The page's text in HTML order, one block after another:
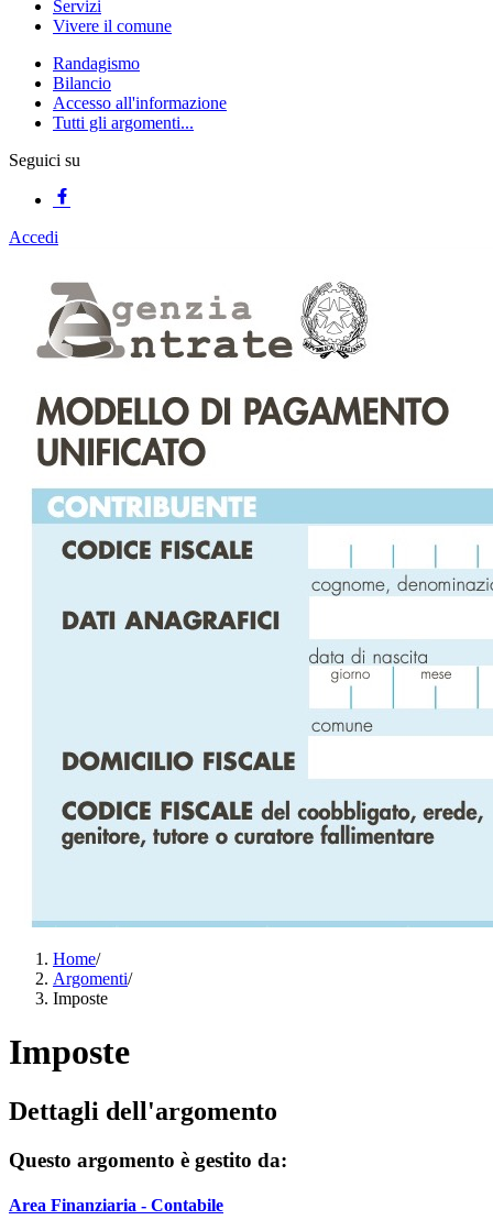
Servizi
Vivere il comune
Randagismo
Bilancio
Accesso all'informazione
Tutti gli argomenti...
Seguici su
Accedi
Home/
Argomenti/
Imposte
Imposte
Dettagli dell'argomento
Questo argomento è gestito da:
Area Finanziaria - Contabile